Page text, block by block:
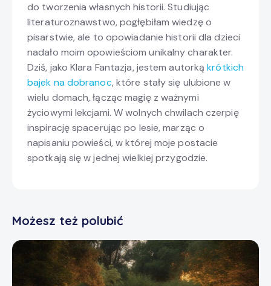
do tworzenia własnych historii. Studiując
literaturoznawstwo, pogłębiłam wiedzę o
pisarstwie, ale to opowiadanie historii dla dzieci
nadało moim opowieściom unikalny charakter.
Dziś, jako Klara Fantazja, jestem autorkąkrótkich
bajek na dobranoc, które stały się ulubione w
wielu domach, łącząc magię z ważnymi
życiowymi lekcjami. W wolnych chwilach czerpię
inspirację spacerując po lesie, marząc o
napisaniu powieści, w której moje postacie
spotkają się w jednej wielkiej przygodzie.
Możesz też polubić